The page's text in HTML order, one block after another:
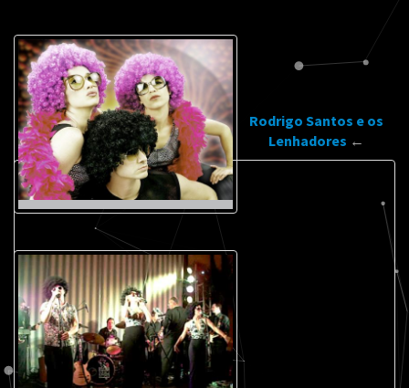
Rodrigo Santos e os
Lenhadores ←